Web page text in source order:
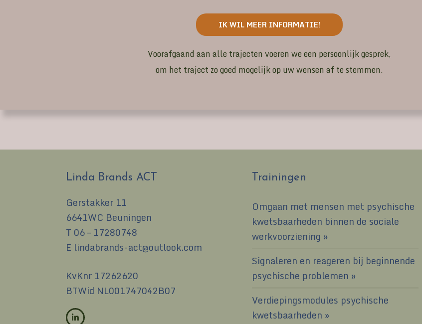
IK WIL MEER INFORMATIE!
Voorafgaand aan alle trajecten voeren we een persoonlijk gesprek,
om het traject zo goed mogelijk op uw wensen af te stemmen.
Linda Brands ACT
Gerstakker 11
6641WC Beuningen
T 06 – 17280748
E lindabrands-act@outlook.com
KvKnr 17262620
BTWid NL001747042B07
Trainingen
Omgaan met mensen met psychische
kwetsbaarheden binnen de sociale
werkvoorziening
Signaleren en reageren bij beginnende
psychische problemen
Verdiepingsmodules psychische
kwetsbaarheden